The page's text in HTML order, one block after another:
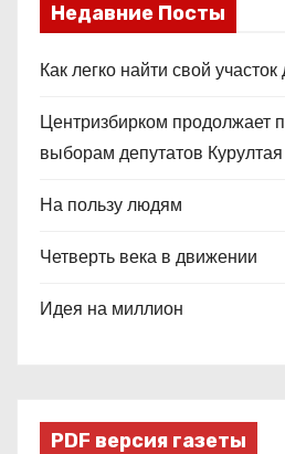
Недавние Посты
Как легко найти свой
Центризбирком продолжает
выборам депутатов Курултая
На пользу людям
Четверть века в движении
Идея на миллион
PDF версия газеты